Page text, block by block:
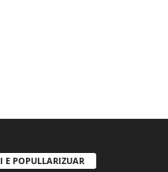
E POPULLARIZUAR